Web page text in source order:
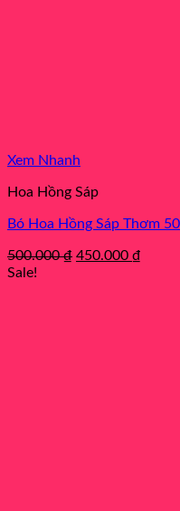
Xem Nhanh
Hoa Hồng Sáp
Bó Hoa Hồng Sáp Thơm
500.000₫ Original
450.000 ₫
Sale!